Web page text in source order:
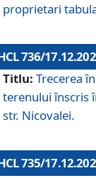
proprietari
736/
Titlu: Trecerea
terenului înscris
str. Nicovalei.
735/